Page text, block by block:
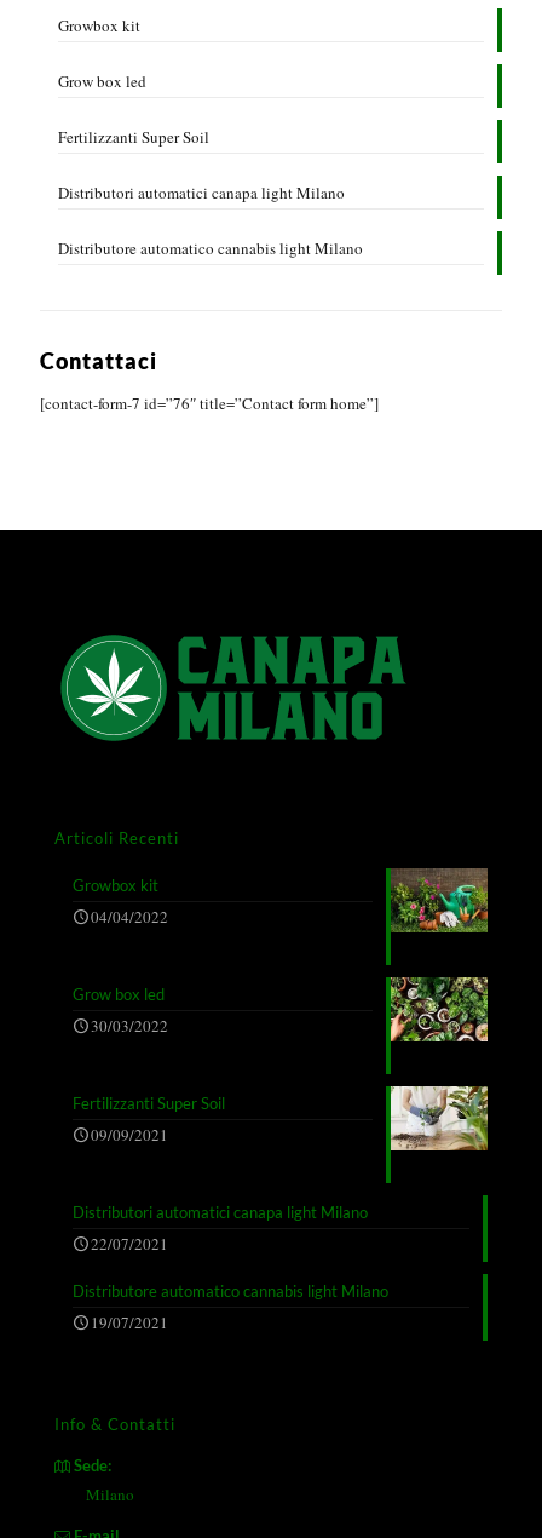
Growbox kit
Grow box led
Fertilizzanti Super Soil
Distributori automatici canapa light Milano
Distributore automatico cannabis light Milano
Contattaci
[contact-form-7 id=”76″ title=”Contact form home”]
Articoli Recenti
Growbox kit
04/04/2022
Grow box led
30/03/2022
Fertilizzanti Super Soil
09/09/2021
Distributori automatici canapa light Milano
22/07/2021
Distributore automatico cannabis light Milano
19/07/2021
Info & Contatti
Sede:
Milano